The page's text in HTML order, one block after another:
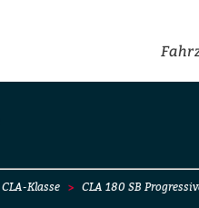
CLA-Klasse CLA 180 SB